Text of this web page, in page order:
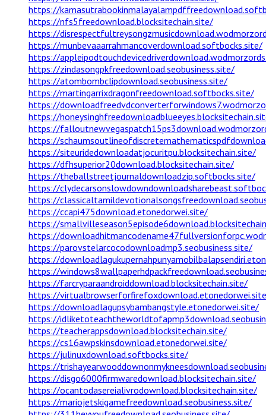
https://
https://nfs5freedownload.blocksitechain.site/
https://
https://munbevaaarrahmancoverdownload.softbocks.site/
https://
https://zindasongpkfreedownload.seobusiness.site/
https://atombombclipdownload.seobusiness.site/
https://martingarrixdragonfreedownload.softbocks.site/
https://
https://
https://
https://
https://siteuridedownloadatjocuritpu.blocksitechain.site/
https://dfhsuperior20download.blocksitechain.site/
https://theballstreetjournaldownloadzip.softbocks.site/
https://
https://
https://ccapi475download.etonedorwei.site/
https://
https://
https://parovstelarcocodownloadmp3.seobusiness.site/
https://
https://
https://farcryparaandroiddownload.blocksitechain.site/
https://
https://downloadlagupsybambangstyle.etonedorwei.site/
https://
https://teacherappsdownload.blocksitechain.site/
https://cs16awpskinsdownload.etonedorwei.site/
https://julinuxdownload.softbocks.site/
https://
https://disgo6000firmwaredownload.blocksitechain.site/
https://ocantodasereialivrodownload.blocksitechain.site/
https://mariojetskigamefreedownload.seobusiness.site/